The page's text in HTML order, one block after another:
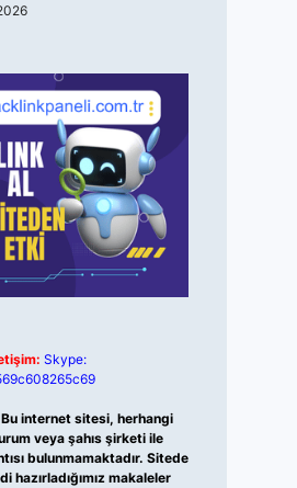
Skype:
Bu internet sitesi, herhangi
veya şahıs şirketi ile
bulunmamaktadır. Sitede
hazırladığımız makaleler